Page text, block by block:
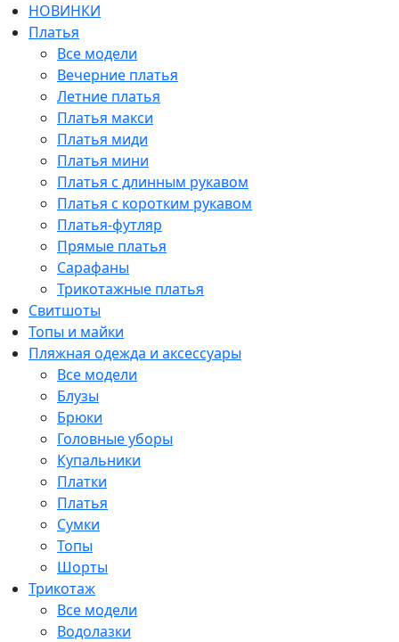
НОВИНКИ
Платья
Все модели
Вечерние платья
Летние платья
Платья макси
Платья миди
Платья мини
Платья с длинным рукавом
Платья с коротким рукавом
Платья-футляр
Прямые платья
Сарафаны
Трикотажные платья
Свитшоты
Топы и майки
Пляжная одежда и аксессуары
Все модели
Блузы
Брюки
Головные уборы
Купальники
Платки
Платья
Сумки
Топы
Шорты
Трикотаж
Все модели
Водолазки